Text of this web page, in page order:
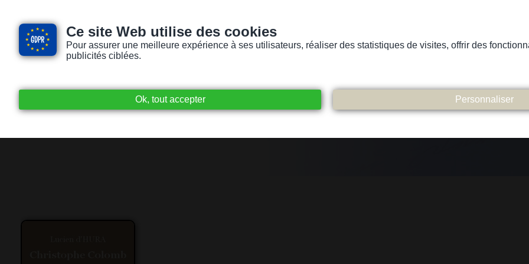
Ce site Web utilise des cookies
Pour assurer une meilleure expérience à ses utilisateurs, réaliser des statistiques de visites, offrir des
publicités ciblées.
Version pour personnes mal-voyantes ou non-voyantes
Accueil Livres audio Lecteurs / Lectrices Suivez-nous Participez Contact